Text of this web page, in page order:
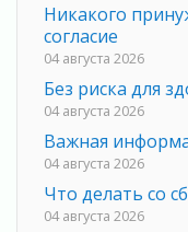
Никакого
согласие
04 августа 2026
Без риска для
04 августа 2026
Важная
04 августа 2026
Что делать со
04 августа 2026